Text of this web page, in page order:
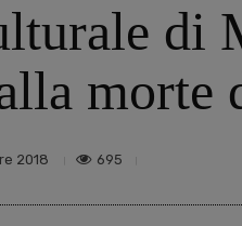
di
2018 695